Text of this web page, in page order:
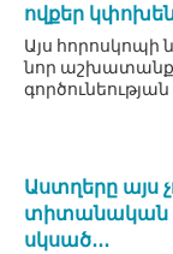
ովքեր կփոխեն
Այս հորոսկոպի
նոր աշխատանք
Աստղերը այս
տիտանական
սկսած․․․